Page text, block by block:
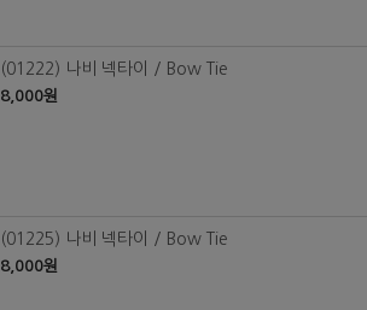
(01222) 나비 넥타이 / Bow Tie
8,000원
(01225) 나비 넥타이 / Bow Tie
8,000원